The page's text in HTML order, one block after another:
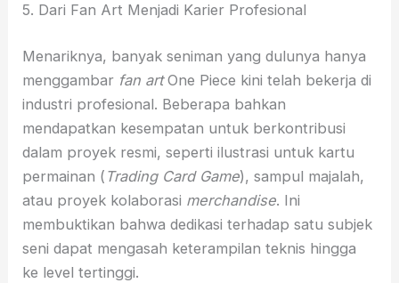
5. Dari Fan Art Menjadi Karier Profesional
Menariknya, banyak seniman yang dulunya hanya
menggambar fan artOne Piece kini telah bekerja di
industri profesional. Beberapa bahkan
mendapatkan kesempatan untuk berkontribusi
dalam proyek resmi, seperti ilustrasi untuk kartu
permainan ( Trading Card Game), sampul majalah,
atau proyek kolaborasi merchandise. Ini
membuktikan bahwa dedikasi terhadap satu subjek
seni dapat mengasah keterampilan teknis hingga
ke level tertinggi.